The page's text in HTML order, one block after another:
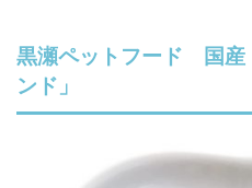
黒瀬ペットフード 国産
ンド」